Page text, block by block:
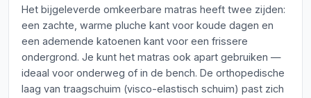
Het bijgeleverde omkeerbare matras heeft twee zijden:
een zachte, warme pluche kant voor koude dagen en
een ademende katoenen kant voor een frissere
ondergrond. Je kunt het matras ook apart gebruiken —
ideaal voor onderweg of in de bench. De orthopedische
laag van traagschuim (visco-elastisch schuim) past zich